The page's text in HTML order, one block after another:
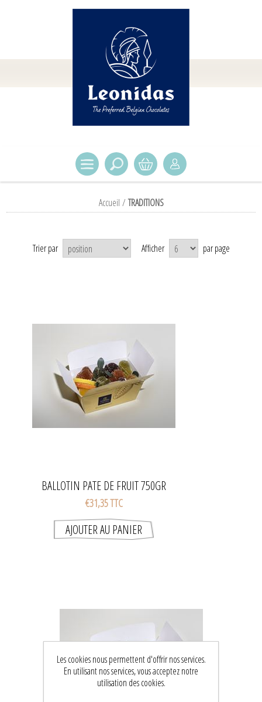
Accueil / TRADITIONS
Trier par Afficher par page
BALLOTIN PATE DE FRUIT 750GR
€31,35 TTC
Les cookies nous permettent d'offrir nos services.
En utilisant nos services, vous acceptez notre
utilisation des cookies.